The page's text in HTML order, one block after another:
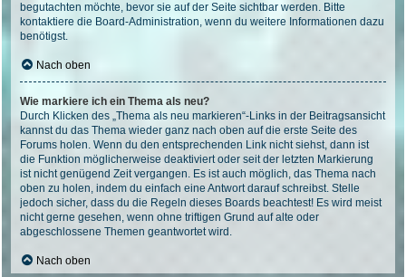
begutachten möchte, bevor sie auf der Seite sichtbar werden. Bitte
kontaktiere die Board-Administration, wenn du weitere Informationen dazu
benötigst.
Nach oben
Wie markiere ich ein Thema als neu?
Durch Klicken des „Thema als neu markieren“-Links in der Beitragsansicht
kannst du das Thema wieder ganz nach oben auf die erste Seite des
Forums holen. Wenn du den entsprechenden Link nicht siehst, dann ist
die Funktion möglicherweise deaktiviert oder seit der letzten Markierung
ist nicht genügend Zeit vergangen. Es ist auch möglich, das Thema nach
oben zu holen, indem du einfach eine Antwort darauf schreibst. Stelle
jedoch sicher, dass du die Regeln dieses Boards beachtest! Es wird meist
nicht gerne gesehen, wenn ohne triftigen Grund auf alte oder
abgeschlossene Themen geantwortet wird.
Nach oben